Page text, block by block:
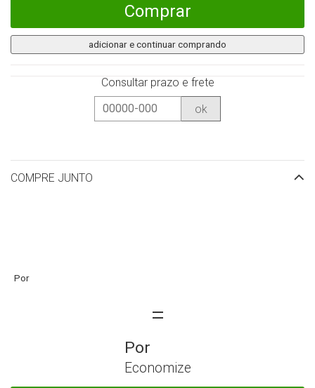
Comprar
adicionar e continuar comprando
Consultar prazo e frete
ok
COMPRE JUNTO
Economize